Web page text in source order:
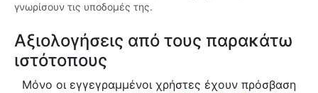
γνωρίσουν τις υποδομές της.
Αξιολογήσεις από τους παρακάτω
ιστότοπους
Μόνο οι εγγεγραμμένοι χρήστες έχουν πρόσβαση